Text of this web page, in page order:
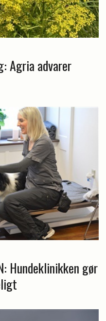
Agria advarer
Hundeklinikken gør